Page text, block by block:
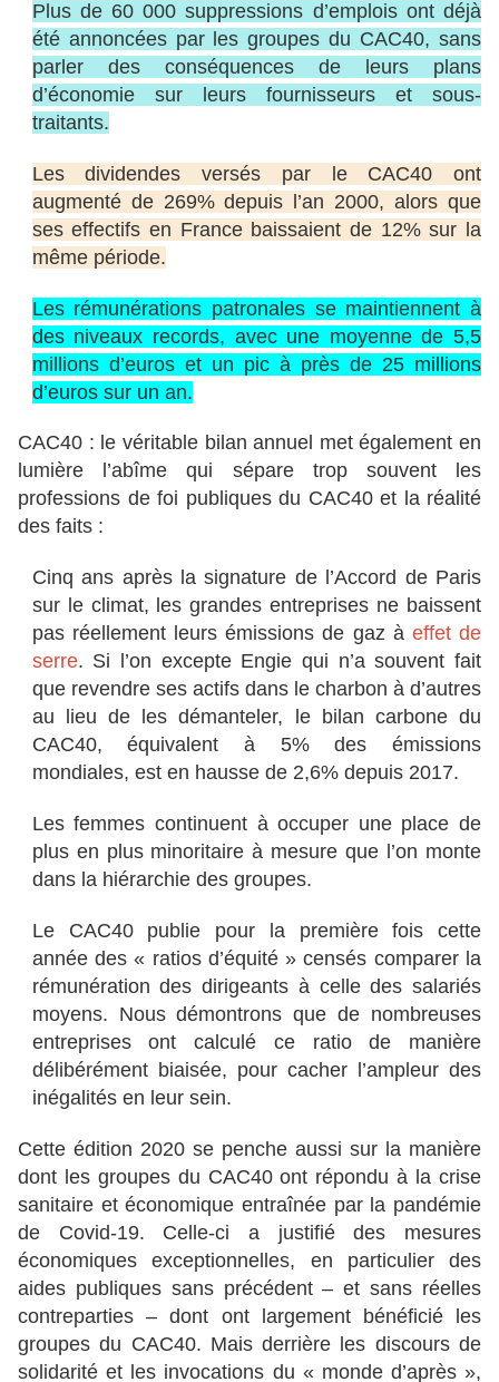
Plus de 60 000 suppressions d’emplois ont déjà
été annoncées par les groupes du CAC40, sans
parler des conséquences de leurs plans
d’économie sur leurs fournisseurs et sous-
traitants.
Les dividendes versés par le CAC40 ont
augmenté de 269% depuis l’an 2000, alors que
ses effectifs en France baissaient de 12% sur la
même période.
Les rémunérations patronales se maintiennent à
des niveaux records, avec une moyenne de 5,5
millions d’euros et un pic à près de 25 millions
d’euros sur un an.
CAC40 : le véritable bilan annuel met également en
lumière l’abîme qui sépare trop souvent les
professions de foi publiques du CAC40 et la réalité
des faits :
Cinq ans après la signature de l’Accord de Paris
sur le climat, les grandes entreprises ne baissent
pas réellement leurs émissions de gaz à effet de
serre. Si l’on excepte Engie qui n’a souvent fait
que revendre ses actifs dans le charbon à d’autres
au lieu de les démanteler, le bilan carbone du
CAC40, équivalent à 5% des émissions
mondiales, est en hausse de 2,6% depuis 2017.
Les femmes continuent à occuper une place de
plus en plus minoritaire à mesure que l’on monte
dans la hiérarchie des groupes.
Le CAC40 publie pour la première fois cette
année des « ratios d’équité » censés comparer la
rémunération des dirigeants à celle des salariés
moyens. Nous démontrons que de nombreuses
entreprises ont calculé ce ratio de manière
délibérément biaisée, pour cacher l’ampleur des
inégalités en leur sein.
Cette édition 2020 se penche aussi sur la manière
dont les groupes du CAC40 ont répondu à la crise
sanitaire et économique entraînée par la pandémie
de Covid-19. Celle-ci a justifié des mesures
économiques exceptionnelles, en particulier des
aides publiques sans précédent – et sans réelles
contreparties – dont ont largement bénéficié les
groupes du CAC40. Mais derrière les discours de
solidarité et les invocations du « monde d’après »,